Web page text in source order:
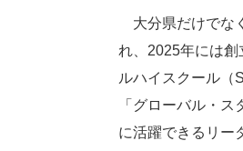
大分県だけでな
れ、2025年には
ルハイスクール（
「グローバル・
に活躍できるリー